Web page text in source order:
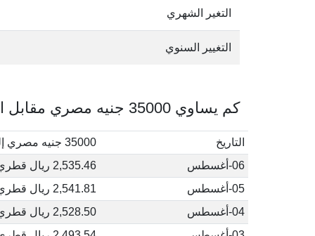
التغير الشهري
التغيير السنوي
كم يساوي 35000 جنيه مصري مقابل الريال القطري في أغسطس, 2026
التاريخ
35000 جنيه مصري إلى ريال قطري
06-أغسطس
2,535.46 ريال قطري
05-أغسطس
2,541.81 ريال قطري
04-أغسطس
2,528.50 ريال قطري